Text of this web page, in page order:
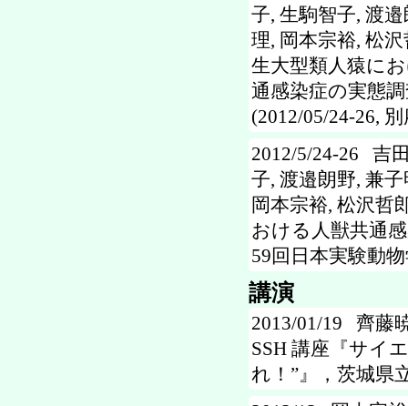
子, 生駒智子, 渡
理, 岡本宗裕, 松
生大型類人猿に
通感染症の実態
(2012/05/24-26, 別
2012/5/24-26 吉
子, 渡邉朗野, 兼
岡本宗裕, 松沢哲
おける人獣共通
59回日本実験動
講演
2013/01/19 齊藤
SSH 講座『サイ
れ！”』，茨城県